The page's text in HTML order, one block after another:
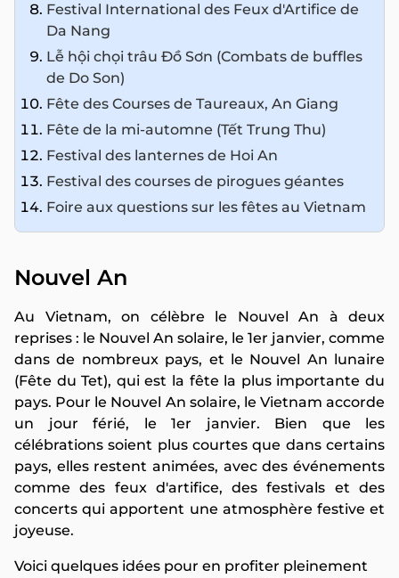
Festival International des Feux d'Artifice de
Da Nang
Lễ hội chọi trâu Đồ Sơn (Combats de buffles
de Do Son)
Fête des Courses de Taureaux, An Giang
Fête de la mi-automne (Tết Trung Thu)
Festival des lanternes de Hoi An
Festival des courses de pirogues géantes
Foire aux questions sur les fêtes au Vietnam
Nouvel An
Au Vietnam, on célèbre le Nouvel An à deux
reprises : le Nouvel An solaire, le 1er janvier, comme
dans de nombreux pays, et le Nouvel An lunaire
(Fête du Tet), qui est la fête la plus importante du
pays. Pour le Nouvel An solaire, le Vietnam accorde
un jour férié, le 1er janvier. Bien que les
célébrations soient plus courtes que dans certains
pays, elles restent animées, avec des événements
comme des feux d'artifice, des festivals et des
concerts qui apportent une atmosphère festive et
joyeuse.
Voici quelques idées pour en profiter pleinement